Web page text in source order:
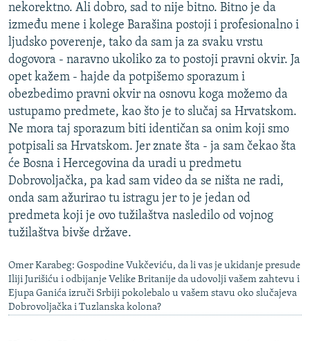
nekorektno. Ali dobro, sad to nije bitno. Bitno je da
između mene i kolege Barašina postoji i profesionalno i
ljudsko poverenje, tako da sam ja za svaku vrstu
dogovora - naravno ukoliko za to postoji pravni okvir. Ja
opet kažem - hajde da potpišemo sporazum i
obezbedimo pravni okvir na osnovu koga možemo da
ustupamo predmete, kao što je to slučaj sa Hrvatskom.
Ne mora taj sporazum biti identičan sa onim koji smo
potpisali sa Hrvatskom. Jer znate šta - ja sam čekao šta
će Bosna i Hercegovina da uradi u predmetu
Dobrovoljačka, pa kad sam video da se ništa ne radi,
onda sam ažurirao tu istragu jer to je jedan od
predmeta koji je ovo tužilaštva nasledilo od vojnog
tužilaštva bivše države.
Omer Karabeg: Gospodine Vukčeviću, da li vas je ukidanje presude
Iliji Jurišiću i odbijanje Velike Britanije da udovolji vašem zahtevu i
Ejupa Ganića izruči Srbiji pokolebalo u vašem stavu oko slučajeva
Dobrovoljačka i Tuzlanska kolona?